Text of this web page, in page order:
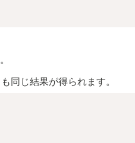
同じ結果が得られます。